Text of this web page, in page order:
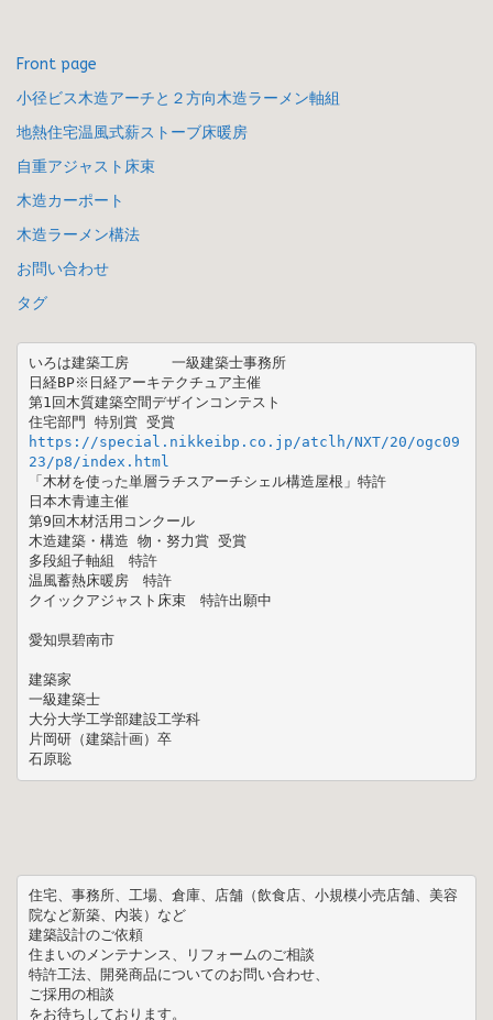
Front page
小径ビス木造アーチと２方向木造ラーメン軸組
地熱住宅温風式薪ストーブ床暖房
自重アジャスト床束
木造カーポート
木造ラーメン構法
お問い合わせ
タグ
いろは建築工房　　　一級建築士事務所
日経BP※日経アーキテクチュア主催
第1回木質建築空間デザインコンテスト
https://special.nikkeibp.co.jp/atclh/NXT/20/ogc09
23/p8/index.html
「木材を使った単層ラチスアーチシェル構造屋根」特許
日本木青連主催
第9回木材活用コンクール
木造建築・構造 物・努力賞 受賞
多段組子軸組　特許
温風蓄熱床暖房　特許
クイックアジャスト床束　特許出願中
愛知県碧南市
建築家
一級建築士
大分大学工学部建設工学科
片岡研（建築計画）卒
石原聡
住宅、事務所、工場、倉庫、店舗（飲食店、小規模小売店舗、美容
院など新築、内装）など
建築設計のご依頼
住まいのメンテナンス、リフォームのご相談
特許工法、開発商品についてのお問い合わせ、
ご採用の相談
をお待ちしております。